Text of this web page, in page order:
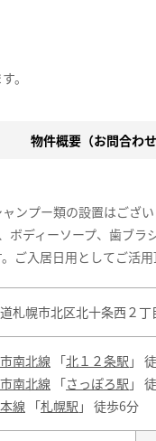
。
物件概要（お問合わ
ンプー類の設置はござ
ボディーソープ、歯ブラ
ご入居日用としてご活用
札幌市北区北十条西２
南北線 「北１２条駅 」
南北線 「さっぽろ駅 」
線 「札幌駅 」 徒歩6分